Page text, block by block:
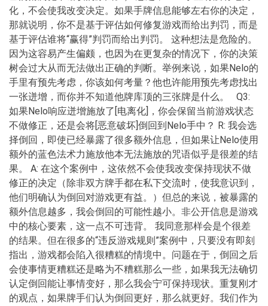
化，不会使我改变决定。如果手牌信息能够左右你的决定，
那就说明，你不是基于评估如何修复游戏而给出判罚，而是
基于评估谁将“赢得”判罚而给出判罚。 这种想法是危险的。
因为这容易产生偏颇，也因为在更复杂的情况下，你的决策
树会过大从而无法做出正确的判断。举例来说，如果Nelo的
手里有预先考虑，你该如何考量？他也许能用预先考虑找出
一张迸增，而你并不知道他牌库顶的三张牌是什么。 Q3:
如果Nelo响应迸增施放了[电离化]，你会保留当前游戏状态
不做修正，还是会将[恶意破坏]倒回到Nelo手中？ R: 我会选
择倒回，即使已经暴露了很多额外信息，但如果让Nelo使用
额外的蓝色法术力施放他本无法施放的咒语似乎是很差的结
果。 A: 在这个案例中，这依然不会使我改变保持现状不做
修正的决定（除非双方牌手都在私下交流时，使我意识到，
他们明确认为倒回对游戏更有益。）但总的来说，被暴露的
额外信息越多，我会倒回的可能性越小。非公开信息是游戏
中的核心要素，这一点不可违背。 我同意那样会是个很差
的结果。但在很多的“违反游戏规则”案例中，只要没有即刻
指出，游戏都会陷入很糟糕的情境中。问题在于，倒回之后
会使事情更糟糕还是略为不糟糕那么一些，如果我无法确切
认定倒回能让事情变好，那么我会宁可保持现状。重复刚才
的观点，如果牌手们认为倒回更好，那么就更好。我们作为